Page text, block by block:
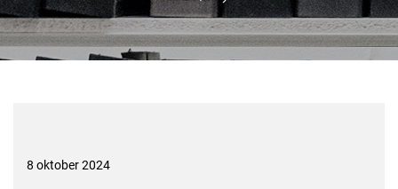
8 oktober 2024